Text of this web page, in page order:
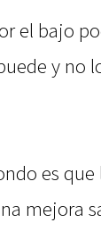
el bajo
y no
es
mejora